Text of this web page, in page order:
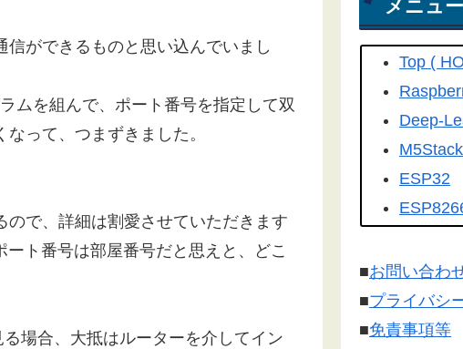
ができるものと思い込んでいまし
ムを組んで、ポート番号を指定して双
って、つまずきました。
で、詳細は割愛させていただきます
ト番号は部屋番号だと思えと、どこ
場合、大抵はルーターを介してイン
工学社
オー）
を転載
こちら
いただ
ます！
紹介さ
ます。
メニュー
Top (
Deep-
M5Stack
ESP32
Firebase
センサ
漢字フォ
■お問い合わ
■プライバシ
■免責事項等